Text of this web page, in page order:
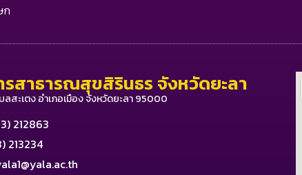
ก
สาธารณสุขสิรินธร จังหวัดยะลา
ลสะเตง อำเภอเมือง จังหวัดยะลา 95000
212863
213234